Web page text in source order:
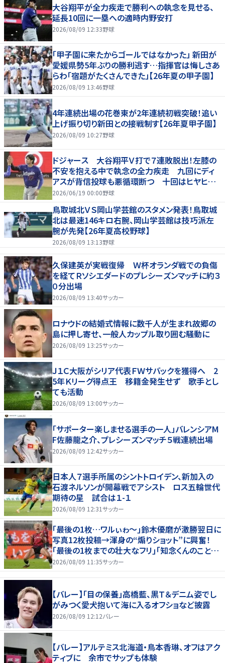
大谷翔平が全力疾走で勝利への執念を見せる、
延長10回に一塁への適時内野安打
2026/08/09 12:33野球
「甲子園に来たからゴールではなかった」 新田が
愛媛県勢5年ぶりの勝利逃す…指揮官は悔しさあ
らわ「宿題がたくさんできた」【26年夏の甲子園】
2026/08/09 13:46野球
4年連続出場の花巻東が2年連続初戦突破！追い
上げ振り切り新田との接戦制す【26年夏甲子園】
2026/08/09 10:27野球
ドジャース 大谷翔平Ｖ打で７連敗脱出！左膝の
不安を抱える中で執念の全力疾走 九回にディ
アスが背信投球も悪循環断つ 十回はヒヤヒヤ
もリード守る
2026/06/19 00:00野球
鳥取城北ＶＳ岡山学芸館のスタメン発表！鳥取城
北は最速146キロ右腕、岡山学芸館は技巧派左
腕が先発【26年夏高校野球】
2026/08/09 13:13野球
久保建英が実戦復帰 Ｗ杯オランダ戦での負傷
を経てＲソシエダードのプレシーズンマッチに約３
０分出場
2026/08/09 13:40サッカー
ロナウドの結婚式情報に数千人が生まれ故郷の
島に押し寄せ、一般人カップル取り囲む騒動に
2026/08/09 13:25サッカー
Ｊ１Ｃ大阪がシリア代表ＦＷサバックを獲得へ 2
5年Ｋリーグ得点王 移籍金発生せず 歌手とし
ても活動
2026/08/09 13:00サッカー
「サポーター楽しませる選手の一人」バレンシアM
F佐藤龍之介、プレシーズンマッチ５戦連続出場
2026/08/09 12:42サッカー
日本人７選手所属のシントトロイデン、新加入の
石渡ネルソンが開幕戦でアシスト ロス五輪世代
期待の星 試合は１-１
2026/08/09 12:31サッカー
｢最後の1枚…ワルぃゎ〜｣鈴木優磨が激勝翌日に
写真12枚投稿→渾身の“煽りショット”に興奮！
｢最後の1枚までの壮大なフリ｣｢知念くんのことど
んだけ好きなんよｗ｣
2026/08/09 11:35サッカー
【バレー】「目の保養」高橋藍、黒Ｔ＆デニム姿でし
がみつく愛犬抱いて海に入るオフショなど披露
2026/08/09 12:12バレー
【バレー】アルテミス北海道・鳥本香琳、オフはアク
ティブに 余市でサップも体験